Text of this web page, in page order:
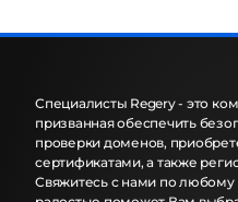
Специалисты Regery - это
призванная обеспечить
проверки доменов,
сертификатами, а также
Свяжитесь с нами по любому